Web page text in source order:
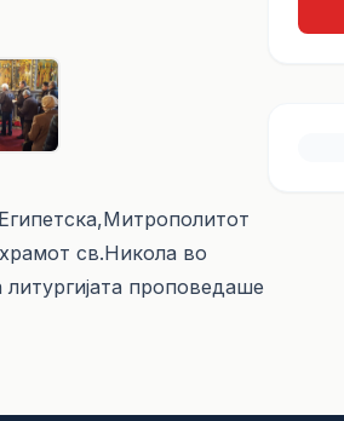
св.Никола во
проповедаше